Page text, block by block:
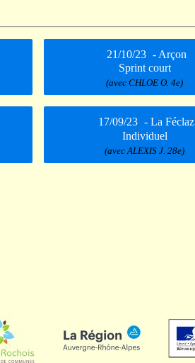
21/10/23 - Arçon
Sprint court
(avec CHLOE O. 4e)
17/09/23 - La Féclaz
Individuel
(avec ALEXIS J. 28e)